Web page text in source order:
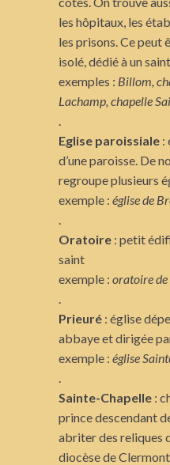
les hôpitaux, les
les prisons. Ce peut
isolé, dédié à un
exemples : Billom,
Lachamp, chapelle
.
Eglise paroissiale :
d’une paroisse. De
regroupe plusieurs
exemple : église de
.
Oratoire : petit
saint
exemple : oratoire
.
Prieuré : église
abbaye et dirigée
exemple : église
.
Sainte-Chapelle :
prince descendant
abriter des reliques
diocèse de